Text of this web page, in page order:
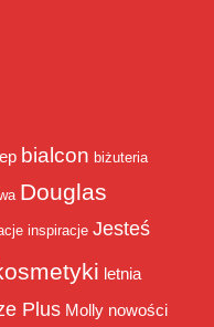
bialcon biżuteria
Douglas
inspiracje Jesteś
letnia
Plus Molly nowości